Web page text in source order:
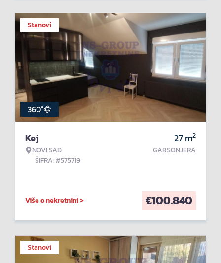
Stanovi
360°
Kej
NOVI SAD
ŠIFRA: #575719
27m2
GARSONJERA
Više o nekretnini > €100.840
Stanovi